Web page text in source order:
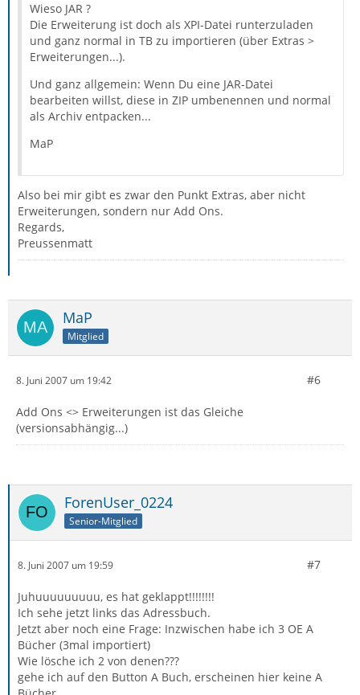
Wieso JAR ?
Die Erweiterung ist doch als XPI-Datei runterzuladen
und ganz normal in TB zu importieren (über Extras >
Erweiterungen...).
Und ganz allgemein: Wenn Du eine JAR-Datei
bearbeiten willst, diese in ZIP umbenennen und normal
als Archiv entpacken...
MaP
Also bei mir gibt es zwar den Punkt Extras, aber nicht
Erweiterungen, sondern nur Add Ons.
Regards,
Preussenmatt
MaP
Mitglied
8. Juni 2007 um 19:42 #6
Add Ons <> Erweiterungen ist das Gleiche
(versionsabhängig...)
ForenUser_0224
Senior-Mitglied
8. Juni 2007 um 19:59 #7
Juhuuuuuuuuu, es hat geklappt!!!!!!!!
Ich sehe jetzt links das Adressbuch.
Jetzt aber noch eine Frage: Inzwischen habe ich 3 OE A
Bücher (3mal importiert)
Wie lösche ich 2 von denen???
gehe ich auf den Button A Buch, erscheinen hier keine A